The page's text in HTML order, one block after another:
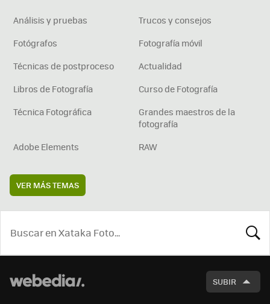
Análisis y pruebas
Trucos y consejos
Fotógrafos
Fotografía móvil
Técnicas de postproceso
Actualidad
Libros de Fotografía
Curso de Fotografía
Técnica Fotográfica
Grandes maestros de la
fotografía
Adobe Elements
RAW
VER MÁS TEMAS
SUBIR